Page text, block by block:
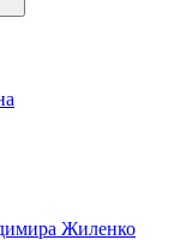
Жиленко